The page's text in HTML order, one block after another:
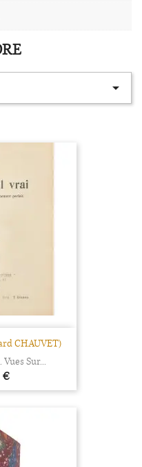

CHAUVET)
Vues Sur...
€